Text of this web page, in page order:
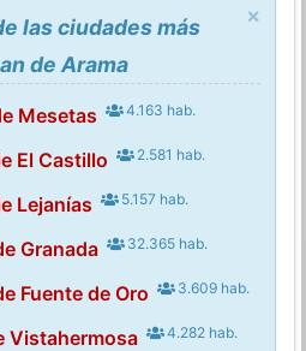
×
las ciudades más
de Arama
Mesetas 4.163 hab.
El Castillo 2.581 hab.
Lejanías 5.157 hab.
Granada 32.365 hab.
Fuente de Oro 3.609 hab.
Vistahermosa 4.282 hab.